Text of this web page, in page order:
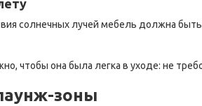
солнечных лучей мебель должна
чтобы она была легка в уходе: не
зоны